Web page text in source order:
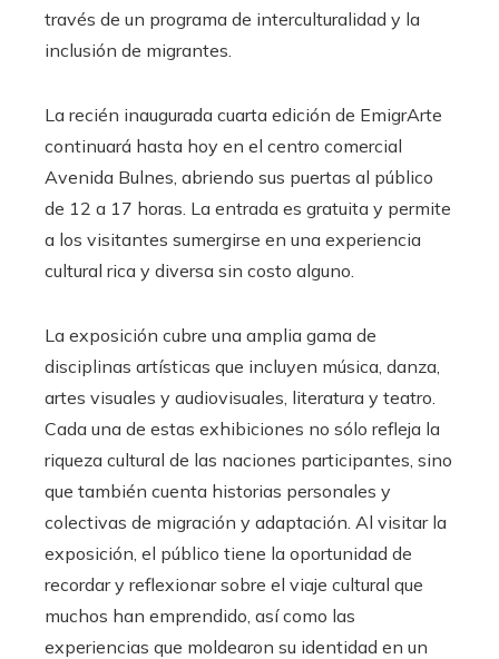
través de un programa de interculturalidad y la
inclusión de migrantes.
La recién inaugurada cuarta edición de EmigrArte
continuará hasta hoy en el centro comercial
Avenida Bulnes, abriendo sus puertas al público
de 12 a 17 horas. La entrada es gratuita y permite
a los visitantes sumergirse en una experiencia
cultural rica y diversa sin costo alguno.
La exposición cubre una amplia gama de
disciplinas artísticas que incluyen música, danza,
artes visuales y audiovisuales, literatura y teatro.
Cada una de estas exhibiciones no sólo refleja la
riqueza cultural de las naciones participantes, sino
que también cuenta historias personales y
colectivas de migración y adaptación. Al visitar la
exposición, el público tiene la oportunidad de
recordar y reflexionar sobre el viaje cultural que
muchos han emprendido, así como las
experiencias que moldearon su identidad en un